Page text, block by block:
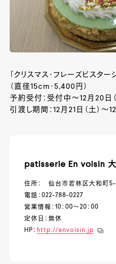
「クリスマス・フレーズピスター
（直径15cm ・5,400円）
予約受付：受付中～12月 20 日
引渡し期間：12月 21 日（土）～12
patisserie En voisin
住所： 仙台市若林区大和町5-
電話：022-788-0227
営業情報：10：00～20：00
定休日：無休
HP： http://envoisin.jp